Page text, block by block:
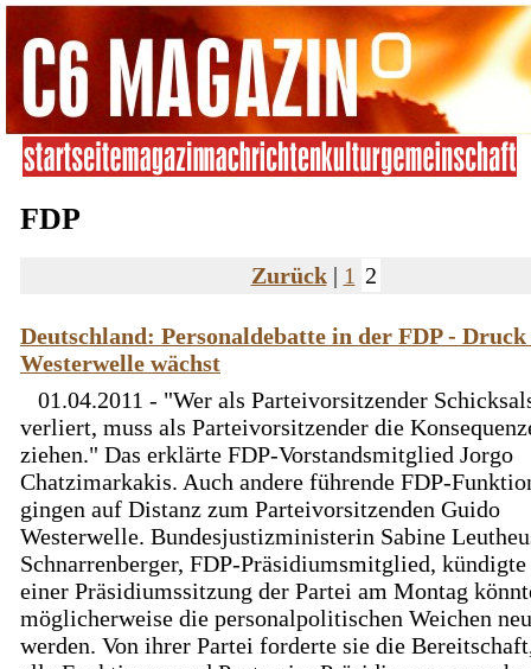
FDP
Zurück| 1 2
Deutschland: Personaldebatte in der FDP -
Westerwelle wächst
01.04.2011 - "Wer als Parteivorsitzender
verliert, muss als Parteivorsitzender die
ziehen." Das erklärte FDP-Vorstandsmitglied Jorgo
Chatzimarkakis. Auch andere führende FDP-
gingen auf Distanz zum Parteivorsitzenden Guido
Westerwelle. Bundesjustizministerin Sabine
Schnarrenberger, FDP-Präsidiumsmitglied, kündigte
einer Präsidiumssitzung der Partei am Montag
möglicherweise die personalpolitischen Weichen
werden. Von ihrer Partei forderte sie die